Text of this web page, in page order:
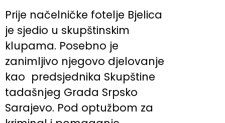
Prije načelničke fotelje Bjelica
je sjedio u skupštinskim
klupama. Posebno je
zanimljivo njegovo djelovanje
kao predsjednika Skupštine
tadašnjeg Grada Srpsko
Sarajevo. Pod optužbom za